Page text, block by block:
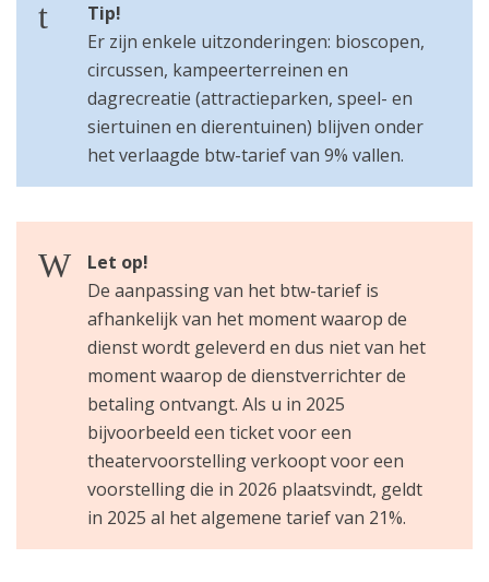
Tip!
Er zijn enkele uitzonderingen: bioscopen,
circussen, kampeerterreinen en
dagrecreatie (attractieparken, speel- en
siertuinen en dierentuinen) blijven onder
het verlaagde btw-tarief van 9% vallen.
Let op!
De aanpassing van het btw-tarief is
afhankelijk van het moment waarop de
dienst wordt geleverd en dus niet van het
moment waarop de dienstverrichter de
betaling ontvangt. Als u in 2025
bijvoorbeeld een ticket voor een
theatervoorstelling verkoopt voor een
voorstelling die in 2026 plaatsvindt, geldt
in 2025 al het algemene tarief van 21%.